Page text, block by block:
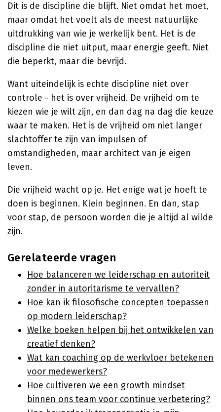
Dit is de discipline die blijft. Niet omdat het moet,
maar omdat het voelt als de meest natuurlijke
uitdrukking van wie je werkelijk bent. Het is de
discipline die niet uitput, maar energie geeft. Niet
die beperkt, maar die bevrijd.
Want uiteindelijk is echte discipline niet over
controle - het is over vrijheid. De vrijheid om te
kiezen wie je wilt zijn, en dan dag na dag die keuze
waar te maken. Het is de vrijheid om niet langer
slachtoffer te zijn van impulsen of
omstandigheden, maar architect van je eigen
leven.
Die vrijheid wacht op je. Het enige wat je hoeft te
doen is beginnen. Klein beginnen. En dan, stap
voor stap, de persoon worden die je altijd al wilde
zijn.
Gerelateerde vragen
Hoe balanceren we leiderschap en autoriteit
zonder in autoritarisme te vervallen?
Hoe kan ik filosofische concepten toepassen
op modern leiderschap?
Welke boeken helpen bij het ontwikkelen van
creatief denken?
Wat kan coaching op de werkvloer betekenen
voor medewerkers?
Hoe cultiveren we een growth mindset
binnen ons team voor continue verbetering?